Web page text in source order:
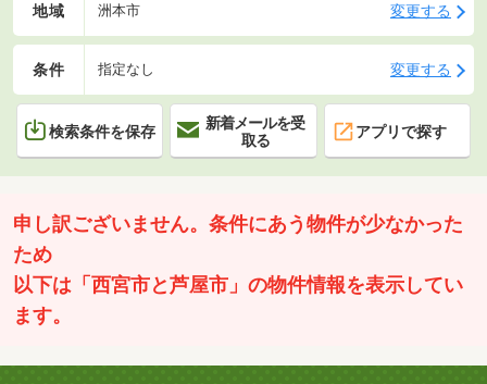
地域 洲本市 変更する
条件 指定なし 変更する
検索条件を保存
新着メールを受
取る
アプリで探す
申し訳ございません。条件にあう物件が少なかった
ため
以下は「西宮市と芦屋市」の物件情報を表示してい
ます。